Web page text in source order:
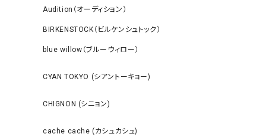
Audition（オーディション）
BIRKENSTOCK（ビルケンシュトック）
blue willow（ブルーウィロー）
CYAN TOKYO (シアントーキョー)
CHIGNON (シニョン)
cache cache (カシュカシュ)